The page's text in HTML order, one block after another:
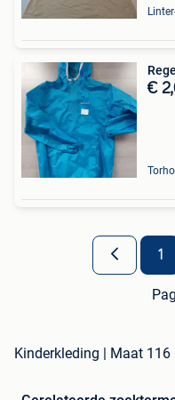
€
1
Kinderkleding | Maat